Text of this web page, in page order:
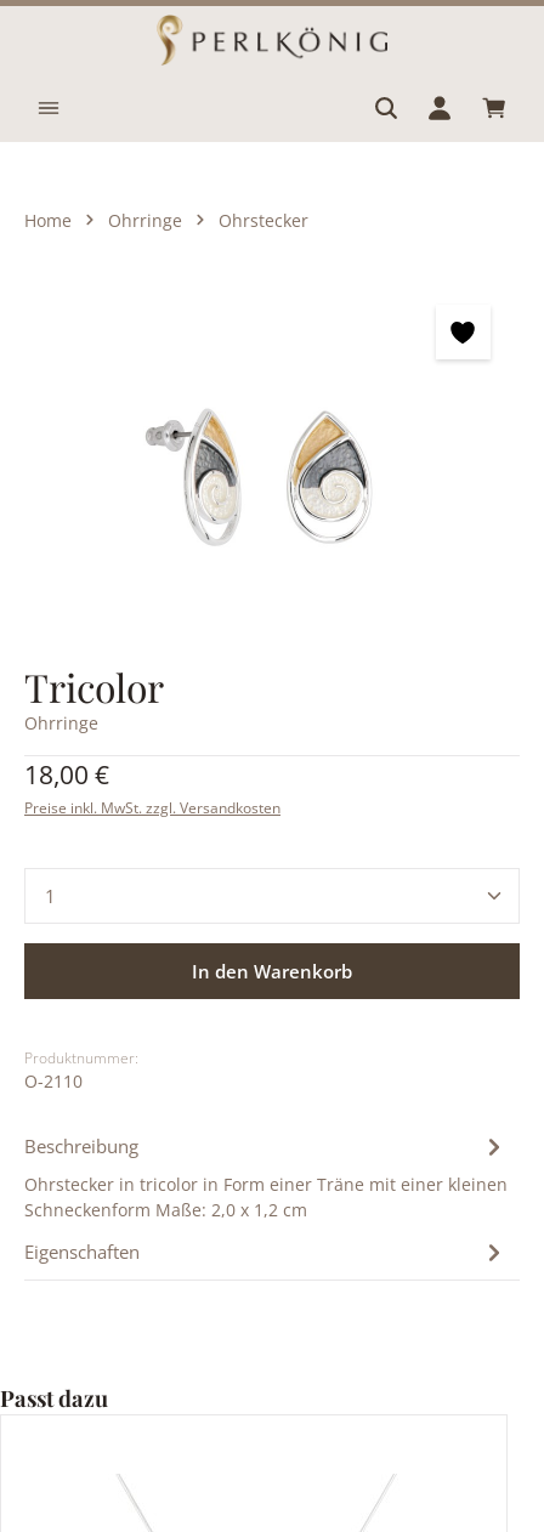
Zum Hauptinhalt springen
Home Ohrringe Ohrstecker
Tricolor
Ohrringe
Regulärer Preis:
18,00 €
Preise inkl. MwSt. zzgl. Versandkosten
Produkt Anzahl: Gib den gewünschten Wert ein
In den Warenkorb
Produktnummer:
O-2110
Beschreibung
Ohrstecker in tricolor in Form einer Träne mit einer kleinen
Schneckenform Maße: 2,0 x 1,2 cm
Eigenschaften
Produktgalerie überspringen
Passt dazu